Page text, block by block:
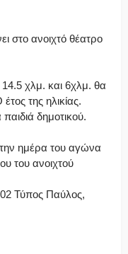
στο ανοιχτό θέατρο
χλμ. και 6χλμ. θα
της ηλικίας.
δημοτικού.
ημέρα του αγώνα
του ανοιχτού
Τύπος Παύλος,